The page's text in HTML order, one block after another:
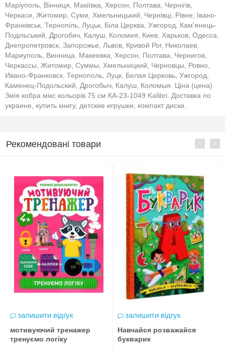
Маріуполь, Вінниця, Макіївка, Херсон, Полтава, Чернігів,
Черкаси, Житомир, Суми, Хмельницький, Чернівці, Рівне, Івано-
Франківськ, Тернопіль, Луцьк, Біла Церква, Ужгород, Кам'янець-
Подільський, Дрогобич, Калуш, Коломия, Киев, Харьков, Одесса,
Днепропетровск, Запорожье, Львов, Кривой Рог, Николаев,
Мариуполь, Винница, Макеевка, Херсон, Полтава, Чернигов,
Черкассы, Житомир, Суммы, Хмельницкий, Черновцы, Ровно,
Ивано-Франковск, Тернополь, Луцк, Белая Церковь, Ужгород,
Каменец-Подольский, Дрогобыч, Калуш, Коломыя. Ціна (цена)
Змія кобра мікс кольорів 75 см КА-23-1049 Kalibri. Доставка по
украине, купить книгу, детские игрушки, компакт диски.
Рекомендовані товари
залишити відгук
мотивуючий тренажер
тренуємо логіку
залишити відгук
Навчайся розважайся
букварик